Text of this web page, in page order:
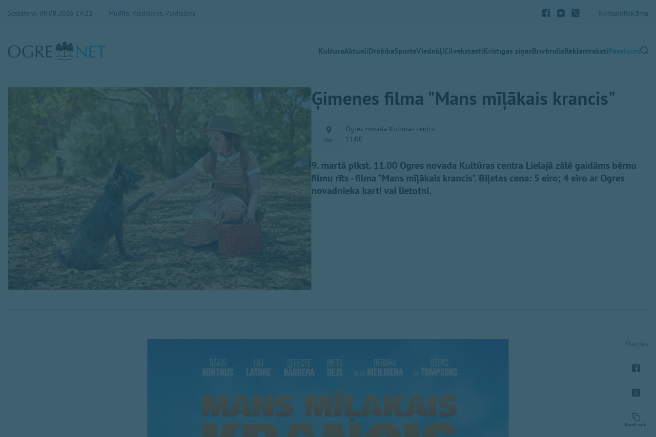
Sestdiena, 08.08.2026 14:22 Mudīte, Vladislava, Vladislavs KontaktiReklāma
KultūraAktuāliDrošībaSportsViedokļiCilvēkstāstiKristīgās ziņasBrīvbrīdisReklāmrakstiPasākumi
Ģimenes filma "Mans mīļākais krancis"
9
Mar
Ogres novada Kultūras centrs
11:00
9. martā plkst. 11.00 Ogres novada Kultūras centra Lielajā zālē gaidāms bērnu
filmu rīts - filma "Mans mīļākais krancis". Biļetes cena: 5 eiro; 4 eiro ar Ogres
novadnieka karti vai lietotni.
Dalīties
Kopēt saiti